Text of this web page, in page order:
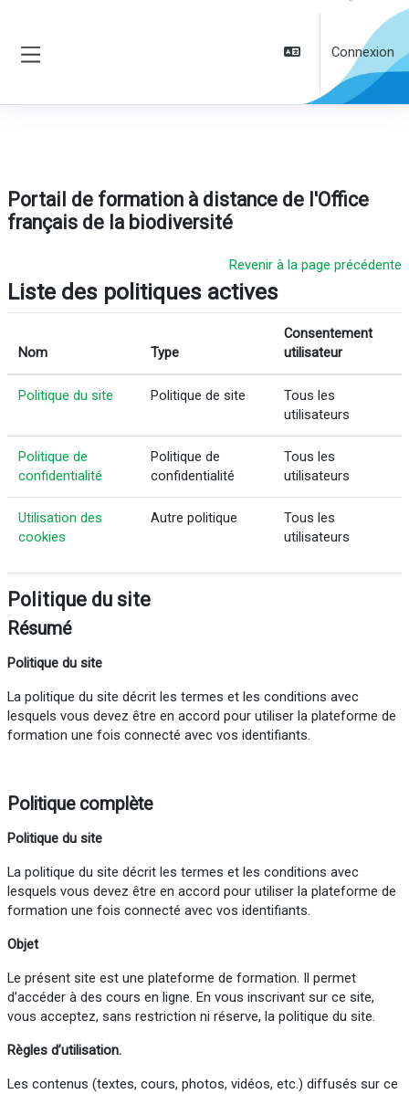
Connexion
Portail de formation à distance de l'Office
français de la biodiversité
Revenir à la page précédente
Liste des politiques actives
Nom Type
Consentement
utilisateur
Politique du site Politique de site
Tous les
utilisateurs
Politique de
confidentialité
Politique de
confidentialité
Tous les
utilisateurs
Utilisation des
cookies
Autre politique
Tous les
utilisateurs
Politique du site
Résumé
Politique du site
La politique du site décrit les termes et les conditions avec
lesquels vous devez être en accord pour utiliser la plateforme de
formation une fois connecté avec vos identifiants.
Politique complète
Politique du site
La politique du site décrit les termes et les conditions avec
lesquels vous devez être en accord pour utiliser la plateforme de
formation une fois connecté avec vos identifiants.
Objet
Le présent site est une plateforme de formation. Il permet
d’accéder à des cours en ligne. En vous inscrivant sur ce site,
vous acceptez, sans restriction ni réserve, la politique du site.
Règles d’utilisation.
Les contenus (textes, cours, photos, vidéos, etc.) diffusés sur ce